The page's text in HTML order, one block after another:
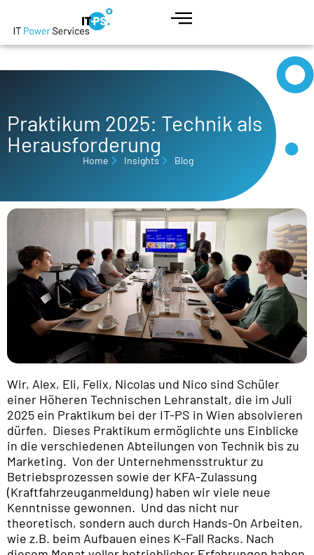
Praktikum 2025: Technik als
Herausforderung
Home Insights Blog
Wir, Alex, Eli, Felix, Nicolas und Nico sind Schüler
einer Höheren Technischen Lehranstalt, die im Juli
2025 ein Praktikum bei der IT-PS in Wien absolvieren
dürfen. Dieses Praktikum ermöglichte uns Einblicke
in die verschiedenen Abteilungen von Technik bis zu
Marketing. Von der Unternehmensstruktur zu
Betriebsprozessen sowie der KFA-Zulassung
(Kraftfahrzeuganmeldung) haben wir viele neue
Kenntnisse gewonnen. Und das nicht nur
theoretisch, sondern auch durch Hands-On Arbeiten,
wie z.B. beim Aufbauen eines K-Fall Racks. Nach